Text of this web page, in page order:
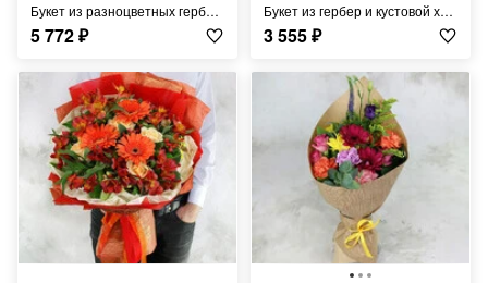
Букет из разноцветных гербер и солидаго в упаковке
5 772₽
Букет из гербер и кустовой хризантемы в упаковке
3 555₽